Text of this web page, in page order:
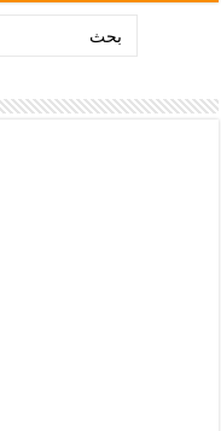
بحث: